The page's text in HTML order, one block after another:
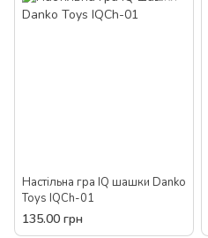
Настільна гра IQ шашки Danko
Toys IQCh-01
135.00 грн